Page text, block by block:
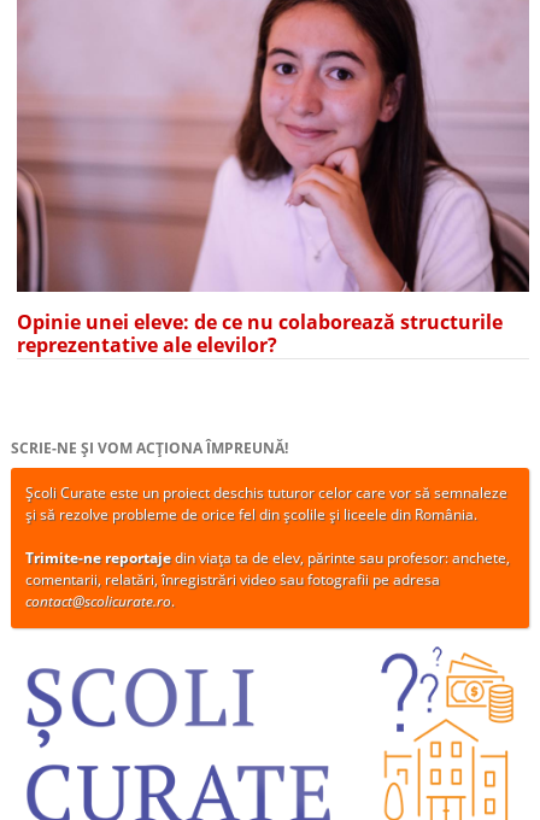
Opinie unei eleve: de ce nu colaborează structurile
reprezentative ale elevilor?
SCRIE-NE ȘI VOM ACȚIONA ÎMPREUNĂ!
Școli Curate este un proiect deschis tuturor celor care vor să semnaleze
și să rezolve probleme de orice fel din școlile și liceele din România.
Trimite-ne reportajedin viața ta de elev, părinte sau profesor: anchete,
comentarii, relatări, înregistrări video sau fotografii pe adresa
contact@scolicurate.ro.